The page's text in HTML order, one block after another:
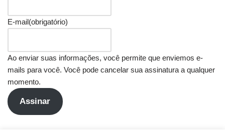
E-mail(obrigatório)
Ao enviar suas informações, você permite que enviemos e-
mails para você. Você pode cancelar sua assinatura a qualquer
momento.
Assinar